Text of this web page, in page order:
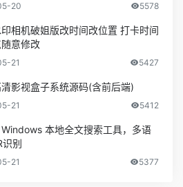
20 5578
相机破姐版改时间改位置 打卡时间
意修改
21 5427
影视盒子系统源码(含前后端)
21 5412
本地全文搜索工具，多语
识别
21 5377